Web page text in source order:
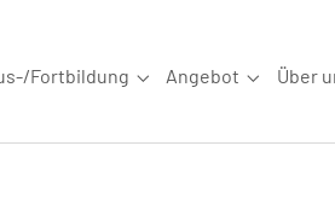
for "Wettkampfsport"
Fortbildung
Submenu for "Aus-/
Angebot
Submenu
Über